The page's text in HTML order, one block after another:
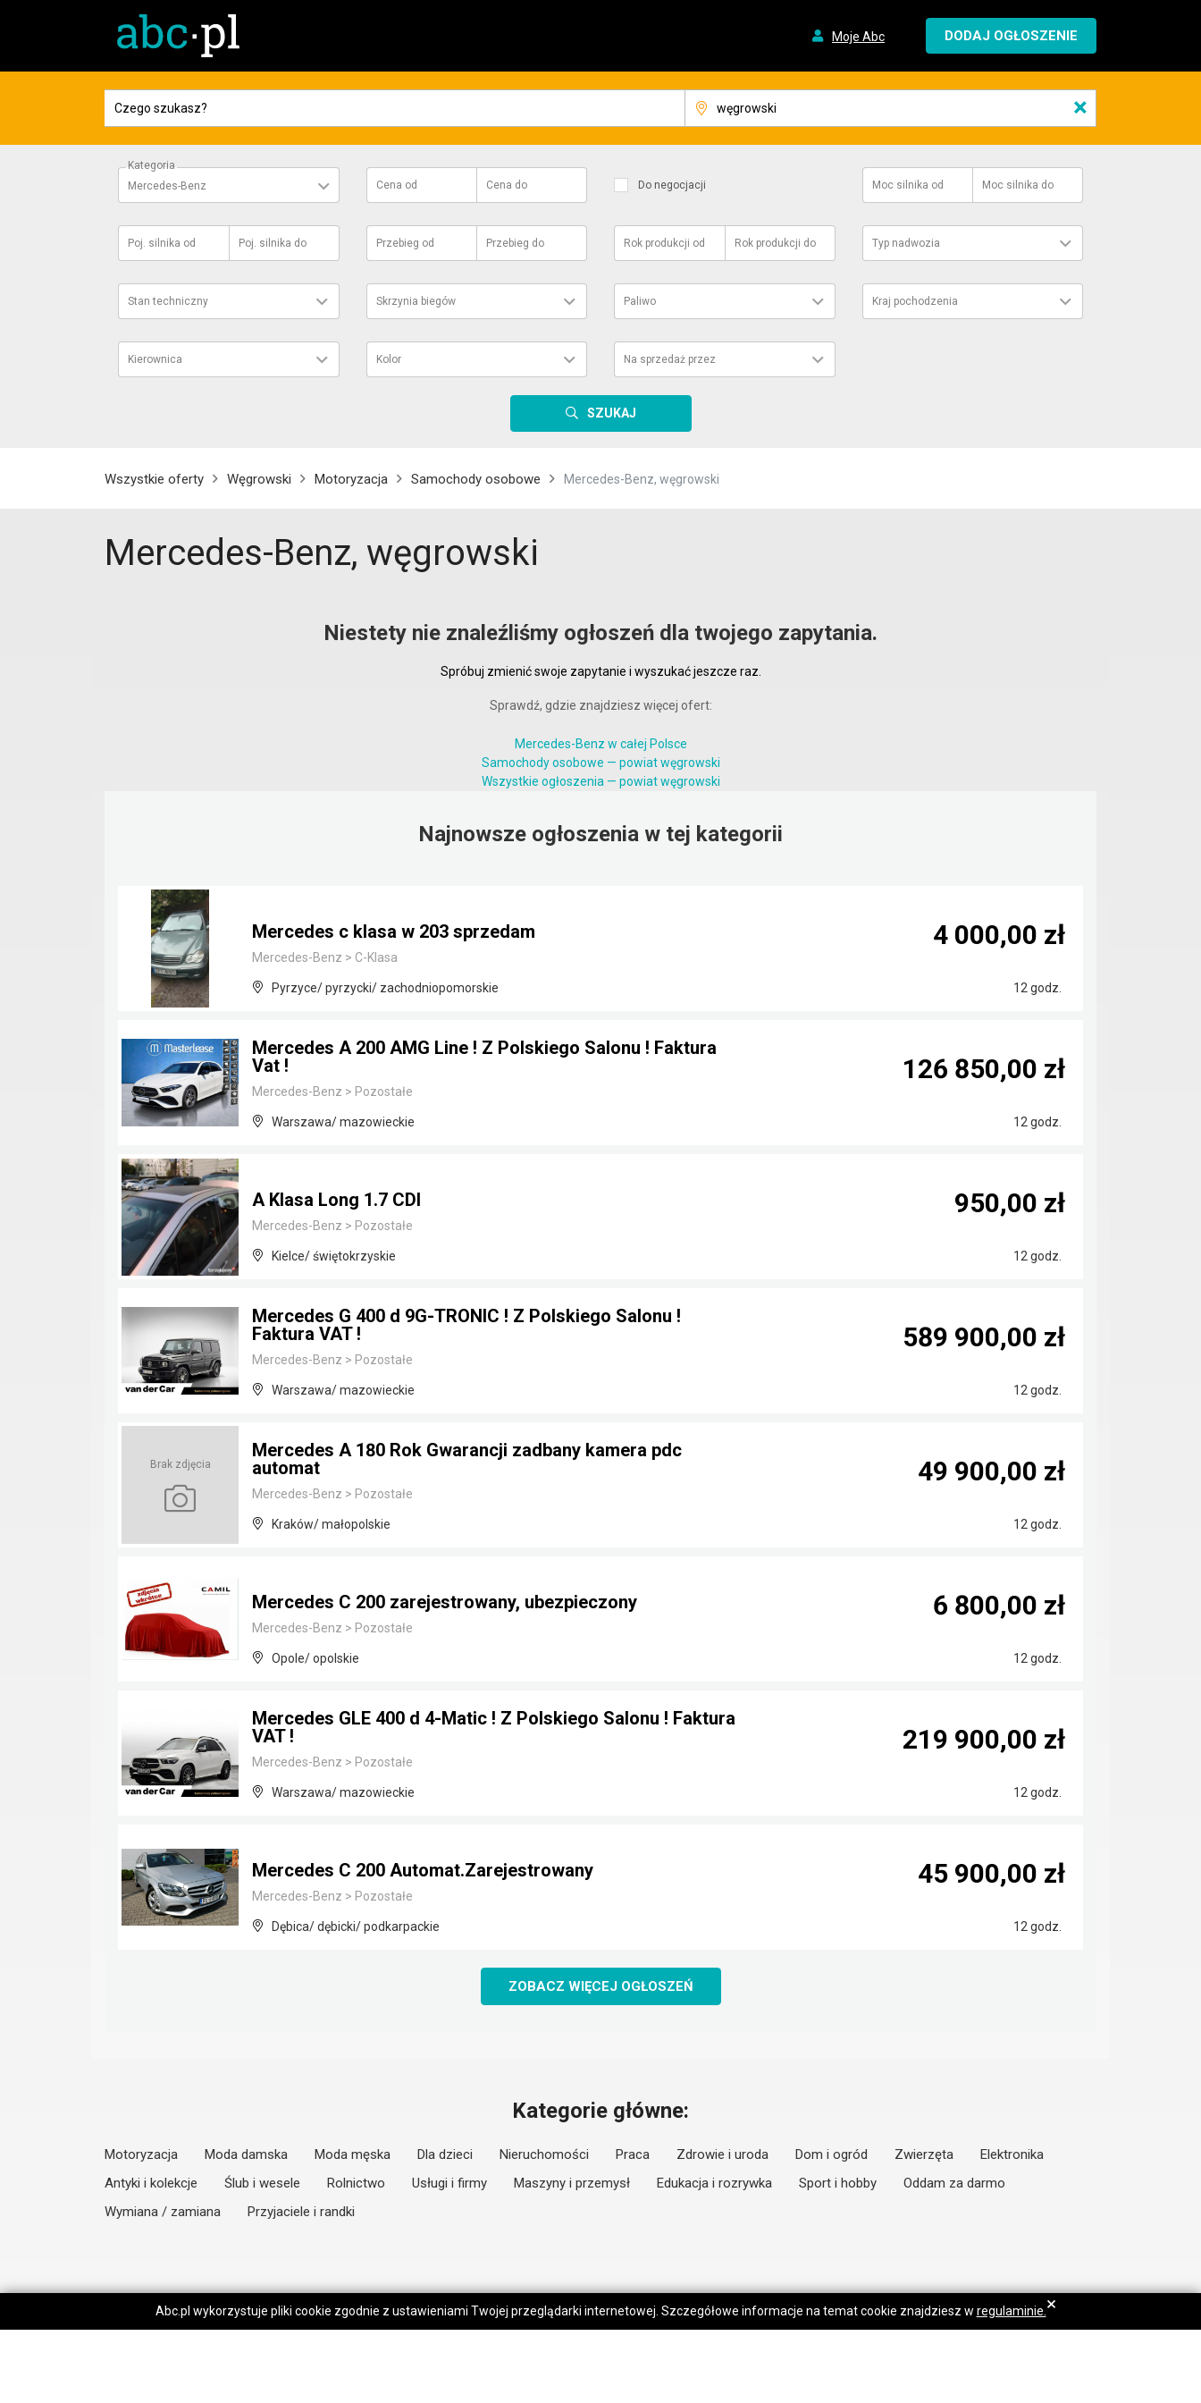
Moje Abc DODAJ OGŁOSZENIE
×
Kategoria
Mercedes-Benz
Cena od Cena do Do negocjacji Moc silnika od Moc silnika do
Poj. silnika od Poj. silnika do Przebieg od Przebieg do Rok produkcji od Rok produkcji do Typ nadwozia
Stan techniczny Skrzynia biegów Paliwo Kraj pochodzenia
Kierownica Kolor Na sprzedaż przez
SZUKAJ
Wszystkie oferty Węgrowski Motoryzacja Samochody osobowe Mercedes-Benz, węgrowski
Mercedes-Benz, węgrowski
Niestety nie znaleźliśmy ogłoszeń dla twojego zapytania.
Spróbuj zmienić swoje zapytanie i wyszukać jeszcze raz.
Sprawdź, gdzie znajdziesz więcej ofert:
Mercedes-Benz w całej Polsce
Samochody osobowe — powiat węgrowski
Wszystkie ogłoszenia — powiat węgrowski
Najnowsze ogłoszenia w tej kategorii
Mercedes c klasa w 203 sprzedam
Mercedes-Benz > C-Klasa
Pyrzyce/ pyrzycki/ zachodniopomorskie 12 godz.
4 000,00 zł
Mercedes A 200 AMG Line ! Z Polskiego Salonu ! Faktura
Vat !
Mercedes-Benz > Pozostałe
Warszawa/ mazowieckie 12 godz.
126 850,00 zł
A Klasa Long 1.7 CDI
Mercedes-Benz > Pozostałe
Kielce/ świętokrzyskie 12 godz.
950,00 zł
Mercedes G 400 d 9G-TRONIC ! Z Polskiego Salonu !
Faktura VAT !
Mercedes-Benz > Pozostałe
Warszawa/ mazowieckie 12 godz.
589 900,00 zł
Brak zdjęcia
Mercedes A 180 Rok Gwarancji zadbany kamera pdc
automat
Mercedes-Benz > Pozostałe
Kraków/ małopolskie 12 godz.
49 900,00 zł
Mercedes C 200 zarejestrowany, ubezpieczony
Mercedes-Benz > Pozostałe
Opole/ opolskie 12 godz.
6 800,00 zł
Mercedes GLE 400 d 4-Matic ! Z Polskiego Salonu ! Faktura
VAT !
Mercedes-Benz > Pozostałe
Warszawa/ mazowieckie 12 godz.
219 900,00 zł
Mercedes C 200 Automat.Zarejestrowany
Mercedes-Benz > Pozostałe
Dębica/ dębicki/ podkarpackie 12 godz.
45 900,00 zł
ZOBACZ WIĘCEJ OGŁOSZEŃ
Kategorie główne:
Motoryzacja Moda damska Moda męska Dla dzieci Nieruchomości Praca Zdrowie i uroda Dom i ogród Zwierzęta
Elektronika
Antyki i kolekcje
Ślub i wesele Rolnictwo Usługi i firmy Maszyny i przemysł Edukacja i rozrywka Sport i hobby
Oddam za darmo
Wymiana / zamiana
Przyjaciele i randki
Abc.pl wykorzystuje pliki cookie zgodnie z ustawieniami Twojej przeglądarki internetowej. Szczegółowe informacje na temat cookie znajdziesz w regulaminie. ×